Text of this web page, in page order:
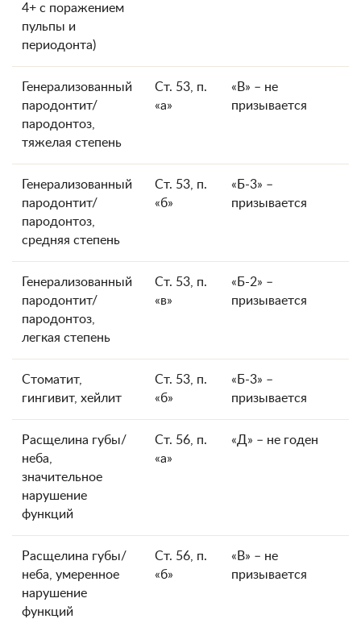
4+ с поражением
пульпы и
периодонта)
Генерализованный
пародонтит/
пародонтоз,
тяжелая степень
Ст. 53, п.
«а»
«В» – не
призывается
Генерализованный
пародонтит/
пародонтоз,
средняя степень
Ст. 53, п.
«б»
«Б-3» –
призывается
Генерализованный
пародонтит/
пародонтоз,
легкая степень
Ст. 53, п.
«в»
«Б-2» –
призывается
Стоматит,
гингивит, хейлит
Ст. 53, п.
«б»
«Б-3» –
призывается
Расщелина губы/
неба,
значительное
нарушение
функций
Ст. 56, п.
«а»
«Д» – не годен
Расщелина губы/
неба, умеренное
нарушение
функций
Ст. 56, п.
«б»
«В» – не
призывается